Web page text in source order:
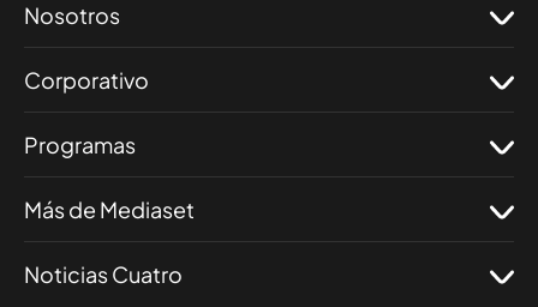
Nosotros
Corporativo
Programas
Más de Mediaset
Noticias Cuatro